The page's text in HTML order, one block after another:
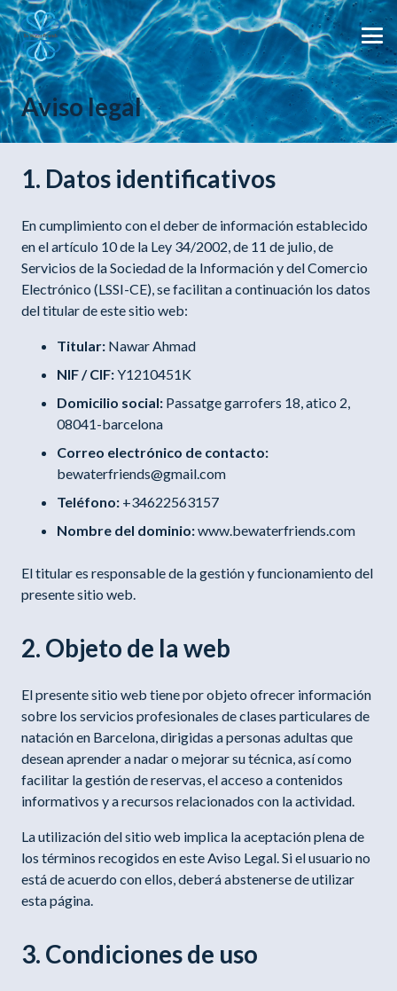
Aviso legal
1. Datos identificativos
En cumplimiento con el deber de información establecido
en el artículo 10 de la Ley 34/2002, de 11 de julio, de
Servicios de la Sociedad de la Información y del Comercio
Electrónico (LSSI-CE), se facilitan a continuación los datos
del titular de este sitio web:
Titular: Nawar Ahmad
NIF / CIF:Y1210451K
Domicilio social: Passatge garrofers 18, atico 2,
08041-barcelona
Correo electrónico de contacto:
bewaterfriends@gmail.com
Teléfono: +34622563157
Nombre del dominio:www.bewaterfriends.com
El titular es responsable de la gestión y funcionamiento del
presente sitio web.
2. Objeto de la web
El presente sitio web tiene por objeto ofrecer información
sobre los servicios profesionales de clases particulares de
natación en Barcelona, dirigidas a personas adultas que
desean aprender a nadar o mejorar su técnica, así como
facilitar la gestión de reservas, el acceso a contenidos
informativos y a recursos relacionados con la actividad.
La utilización del sitio web implica la aceptación plena de
los términos recogidos en este Aviso Legal. Si el usuario no
está de acuerdo con ellos, deberá abstenerse de utilizar
esta página.
3. Condiciones de uso